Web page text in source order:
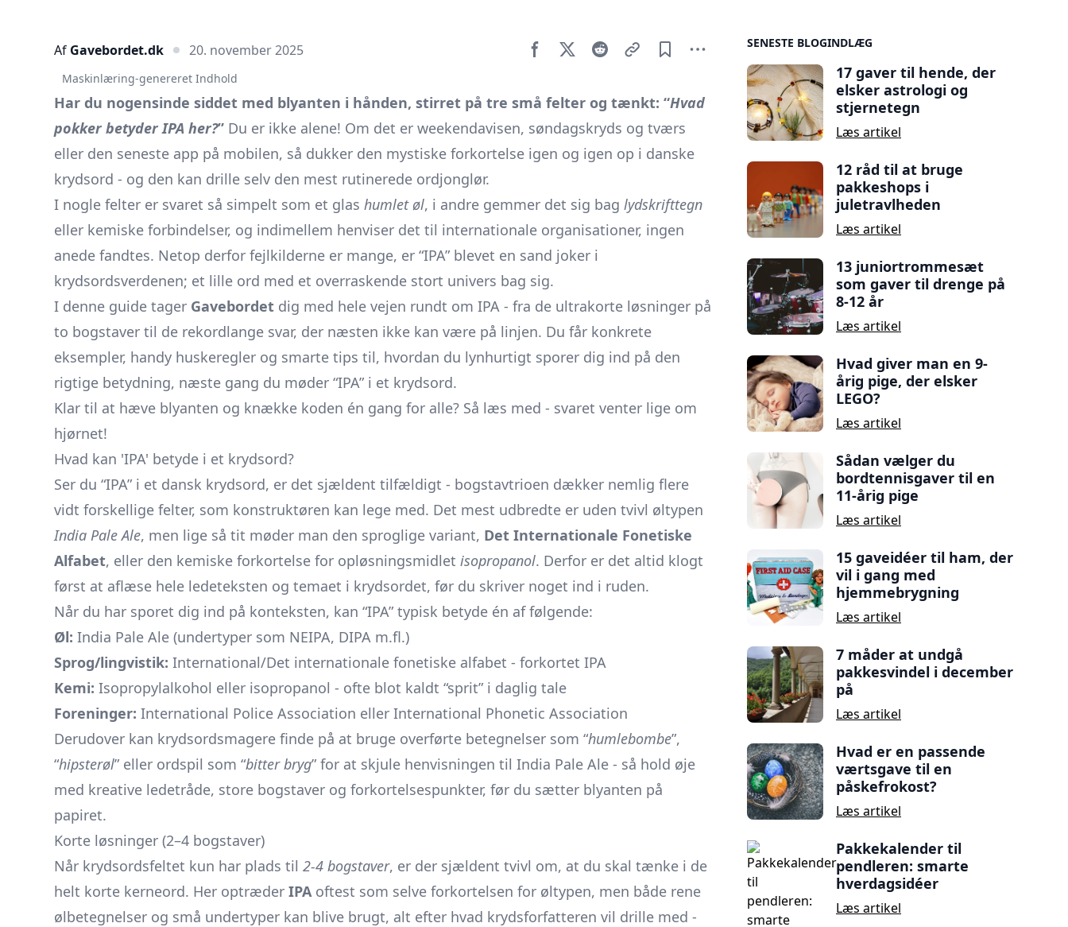
Af Gavebordet.dk 20. november 2025
Maskinlæring-genereret Indhold
Har du nogensinde siddet med blyanten i hånden, stirret på tre små felter og tænkt: “Hvad
pokker betyder IPA her?” Du er ikke alene! Om det er weekendavisen, søndags­kryds og tværs
eller den seneste app på mobilen, så dukker den mystiske forkortelse igen og igen op i danske
krydsord - og den kan drille selv den mest rutinerede ordjonglør.
I nogle felter er svaret så simpelt som et glas humlet øl, i andre gemmer det sig bag lydskrifttegn
eller kemiske forbindelser, og indimellem henviser det til internationale organisationer, ingen
anede fandtes. Netop derfor fejlkilderne er mange, er “IPA” blevet en sand joker i
krydsordsverdenen; et lille ord med et overraskende stort univers bag sig.
I denne guide tager Gavebordet dig med hele vejen rundt om IPA - fra de ultrakorte løsninger på
to bogstaver til de rekordlange svar, der næsten ikke kan være på linjen. Du får konkrete
eksempler, handy huskeregler og smarte tips til, hvordan du lynhurtigt sporer dig ind på den
rigtige betydning, næste gang du møder “IPA” i et krydsord.
Klar til at hæve blyanten og knække koden én gang for alle? Så læs med - svaret venter lige om
hjørnet!
Hvad kan 'IPA' betyde i et krydsord?
Ser du “IPA” i et dansk krydsord, er det sjældent tilfældigt - bogstavtrioen dækker nemlig flere
vidt forskellige felter, som konstruktøren kan lege med. Det mest udbredte er uden tvivl øltypen
India Pale Ale, men lige så tit møder man den sproglige variant, Det Internationale Fonetiske
Alfabet, eller den kemiske forkortelse for opløsningsmidlet isopropanol. Derfor er det altid klogt
først at aflæse hele ledeteksten og temaet i krydsordet, før du skriver noget ind i ruden.
Når du har sporet dig ind på konteksten, kan “IPA” typisk betyde én af følgende:
Øl: India Pale Ale (undertyper som NEIPA, DIPA m.fl.)
Sprog/lingvistik: International/Det internationale fonetiske alfabet - forkortet IPA
Kemi: Isopropylalkohol eller isopropanol - ofte blot kaldt “sprit” i daglig tale
Foreninger: International Police Association eller International Phonetic Association
Derudover kan krydsordsmagere finde på at bruge overførte betegnelser som “humlebombe”,
“hipsterøl” eller ordspil som “bitter bryg” for at skjule henvisningen til India Pale Ale - så hold øje
med kreative ledetråde, store bogstaver og forkortelsespunkter, før du sætter blyanten på
papiret.
Korte løsninger (2–4 bogstaver)
Når krydsordsfeltet kun har plads til 2-4 bogstaver, er der sjældent tvivl om, at du skal tænke i de
helt korte kerneord. Her optræder IPAoftest som selve forkortelsen for øltypen, men både rene
ølbetegnelser og små undertyper kan blive brugt, alt efter hvad krydsforfatteren vil drille med -
Sidebar
SENESTE BLOGINDLÆG
17 gaver til hende, der
elsker astrologi og
stjernetegn
Læs artikel
12 råd til at bruge
pakkeshops i
juletravlheden
Læs artikel
13 juniortrommesæt
som gaver til drenge på
8-12 år
Læs artikel
Hvad giver man en 9-
årig pige, der elsker
LEGO?
Læs artikel
Sådan vælger du
bordtennisgaver til en
11-årig pige
Læs artikel
15 gaveidéer til ham, der
vil i gang med
hjemmebrygning
Læs artikel
7 måder at undgå
pakkesvindel i december
på
Læs artikel
Hvad er en passende
værtsgave til en
påskefrokost?
Læs artikel
Pakkekalender til
pendleren: smarte
hverdagsidéer
Læs artikel